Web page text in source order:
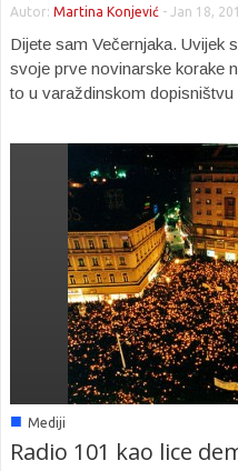
Autor: Martina Konjević - Jan 18,
Dijete sam Večernjaka. Uvijek
svoje prve novinarske korake
to u varaždinskom dopisništvu
■ Mediji
Radio 101 kao lice